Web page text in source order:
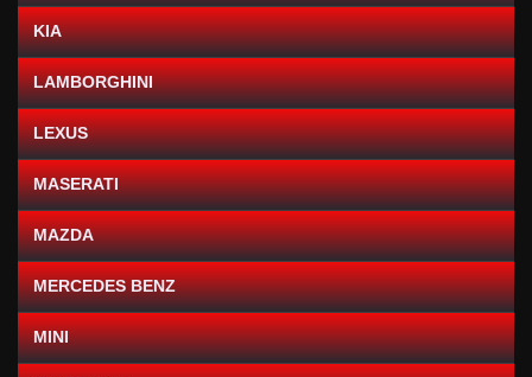
KIA
LAMBORGHINI
LEXUS
MASERATI
MAZDA
MERCEDES BENZ
MINI